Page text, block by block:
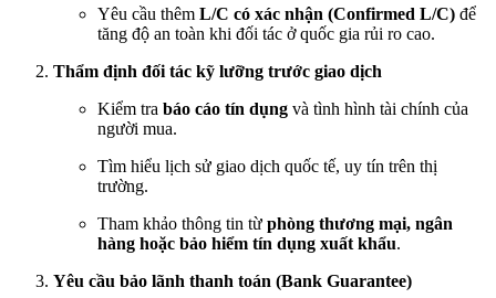
Yêu cầu thêm L/C có xác nhận (Confirmed L/C) để
tăng độ an toàn khi đối tác ở quốc gia rủi ro cao.
Thẩm định đối tác kỹ lưỡng trước giao dịch
Kiểm tra báo cáo tín dụng và tình hình tài chính của
người mua.
Tìm hiểu lịch sử giao dịch quốc tế, uy tín trên thị
trường.
Tham khảo thông tin từ phòng thương mại, ngân
hàng hoặc bảo hiểm tín dụng xuất khẩu.
Yêu cầu bảo lãnh thanh toán (Bank Guarantee)